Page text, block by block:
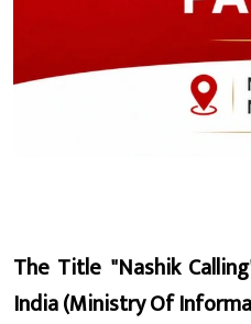
The Title "Nashik
India (Ministry Of